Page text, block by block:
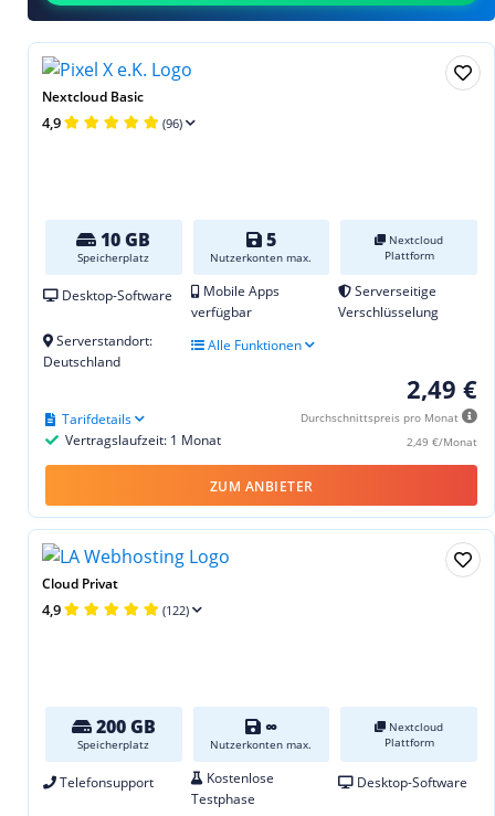
Nextcloud Basic
4,9 (96)
10 GB
Speicherplatz
5
Nutzerkonten max.
Nextcloud
Plattform
Desktop-Software
Mobile Apps
verfügbar
Serverseitige
Verschlüsselung
Serverstandort:
Deutschland
Alle Funktionen
2,49 €
Durchschnittspreis pro Monat
2,49 €/Monat
Vertragslaufzeit: 1 Monat
Tarifdetails
ZUM ANBIETER
Cloud Privat
4,9 (122)
200 GB
Speicherplatz
∞
Nutzerkonten max.
Nextcloud
Plattform
Telefonsupport
Kostenlose
Testphase
Desktop-Software